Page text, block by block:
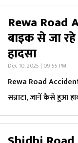
Rewa Road
बाइक से जा
हादसा
Dec 10, 2025 | 09:55 PM
Rewa Road
सन्नाटा, जानें कैसे हुआ